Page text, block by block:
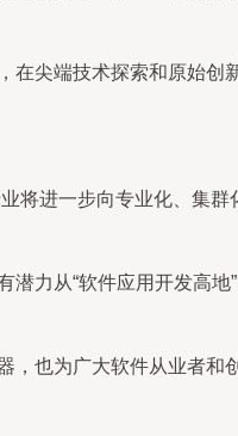
尖端技术探索和原始创
将进一步向专业化、集
力从“软件应用开发高地
也为广大软件从业者和